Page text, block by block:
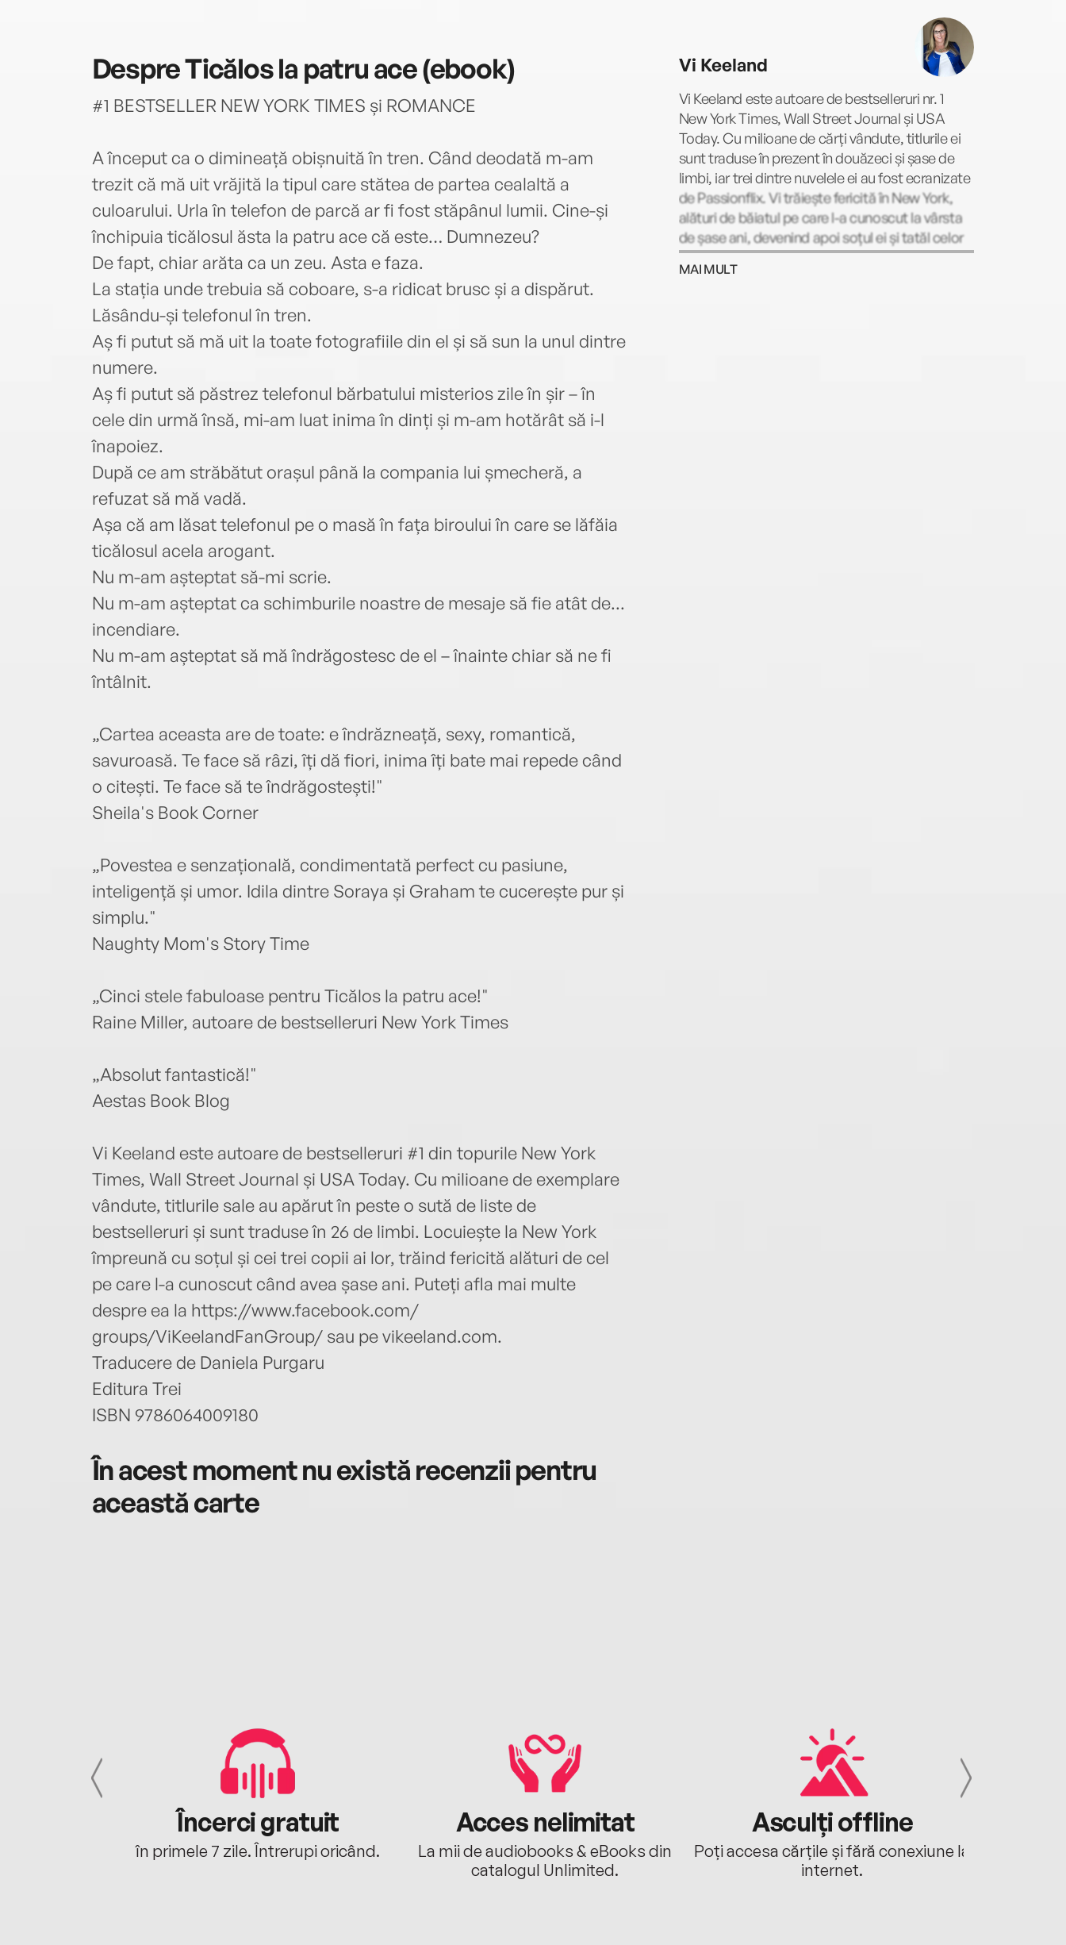
DespreTicălos la patru ace (ebook)
#1 BESTSELLER NEW YORK TIMES și ROMANCE
A început ca o dimineață obișnuită în tren. Când deodată m-am
trezit că mă uit vrăjită la tipul care stătea de partea cealaltă a
culoarului. Urla în telefon de parcă ar fi fost stăpânul lumii. Cine-și
închipuia ticălosul ăsta la patru ace că este… Dumnezeu?
De fapt, chiar arăta ca un zeu. Asta e faza.
La stația unde trebuia să coboare, s-a ridicat brusc și a dispărut.
Lăsându-și telefonul în tren.
Aș fi putut să mă uit la toate fotografiile din el și să sun la unul dintre
numere.
Aș fi putut să păstrez telefonul bărbatului misterios zile în șir – în
cele din urmă însă, mi-am luat inima în dinți și m-am hotărât să i-l
înapoiez.
După ce am străbătut orașul până la compania lui șmecheră, a
refuzat să mă vadă.
Așa că am lăsat telefonul pe o masă în fața biroului în care se lăfăia
ticălosul acela arogant.
Nu m-am așteptat să-mi scrie.
Nu m-am așteptat ca schimburile noastre de mesaje să fie atât de...
incendiare.
Nu m-am așteptat să mă îndrăgostesc de el – înainte chiar să ne fi
întâlnit.
„Cartea aceasta are de toate: e îndrăzneață, sexy, romantică,
savuroasă. Te face să râzi, îți dă fiori, inima îți bate mai repede când
o citești. Te face să te îndrăgostești!"
Sheila's Book Corner
„Povestea e senzațională, condimentată perfect cu pasiune,
inteligență și umor. Idila dintre Soraya și Graham te cucerește pur și
simplu."
Naughty Mom's Story Time
„Cinci stele fabuloase pentru Ticălos la patru ace!"
Raine Miller, autoare de bestselleruri New York Times
„Absolut fantastică!"
Aestas Book Blog
Vi Keeland este autoare de bestselleruri #1 din topurile New York
Times, Wall Street Journal și USA Today. Cu milioane de exemplare
vândute, titlurile sale au apărut în peste o sută de liste de
bestselleruri și sunt traduse în 26 de limbi. Locuiește la New York
împreună cu soțul și cei trei copii ai lor, trăind fericită alături de cel
pe care l-a cunoscut când avea șase ani. Puteți afla mai multe
despre ea la https://www.facebook.com/
groups/ViKeelandFanGroup/ sau pe vikeeland.com.
Traducere de Daniela Purgaru
Editura Trei
ISBN 9786064009180
În acest moment nu există recenzii pentru
această carte
Vi Keeland
Vi Keeland este autoare de bestselleruri nr. 1
New York Times, Wall Street Journal și USA
Today. Cu milioane de cărți vândute, titlurile ei
sunt traduse în prezent în douăzeci și șase de
limbi, iar trei dintre nuvelele ei au fost ecranizate
de Passionflix. Vi trăiește fericită în New York,
alături de băiatul pe care l-a cunoscut la vârsta
de șase ani, devenind apoi soțul ei și tatăl celor
trei copii ai lor.
MAI MULT
Încerci gratuit
în primele 7 zile. Întrerupi oricând.
Acces nelimitat
La mii de audiobooks & eBooks din
catalogul Unlimited.
Asculți offline
Poți accesa cărțile și fără conexiune la
internet.